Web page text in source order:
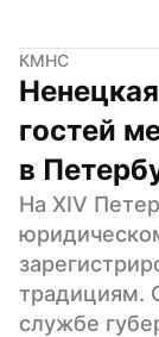
КМНС
гостей
в
На XIV
традициям.
службе